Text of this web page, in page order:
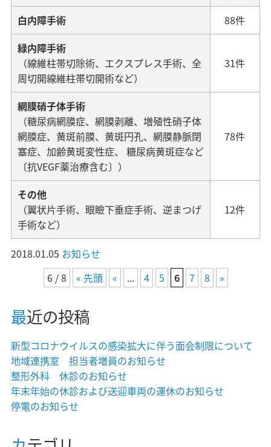
白内障手術
88件
緑内障手術
（線維柱帯切除術、エクスプレス手術、全
周切開線維柱帯切開術など）
31件
網膜硝子体手術
（糖尿病網膜症、網膜剥離、増殖性硝子体
網膜症、黄斑前膜、黄斑円孔、網膜静脈閉
塞症、加齢黄斑変性症、 糖尿病黄斑症など
〔抗VEGF薬治療含む〕）
78件
その他
（翼状片手術、眼瞼下垂症手術、逆まつげ
手術など）
12件
2018.01.05 お知らせ
6 / 8
« 先頭 « ... 4 5 6 7 8 »
最近の投稿
新型コロナウイルスの感染拡大に伴う面会制限について
地域連携室 担当者増員のお知らせ
整形外科 休診のお知らせ
年末年始の休診および送迎車両の運休のお知らせ
停電のお知らせ